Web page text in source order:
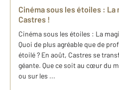
Cinéma sous les étoiles : La
Castres !
Cinéma sous les étoiles : La
Quoi de plus agréable que de
étoilé ? En août, Castres se
géante. Que ce soit au cœur du
ou sur les ...